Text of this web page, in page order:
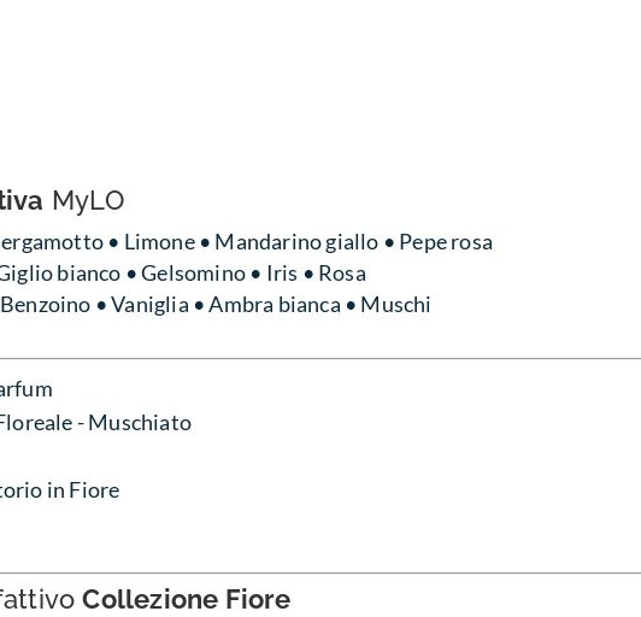
MyLO
• Limone • Mandarino giallo • Pepe rosa
bianco • Gelsomino • Iris • Rosa
• Vaniglia • Ambra bianca • Muschi
- Muschiato
in Fiore
Collezione Fiore